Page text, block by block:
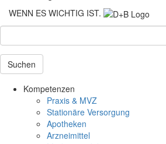
WENN ES WICHTIG IST.
Suchen
Kompetenzen
Praxis & MVZ
Stationäre Versorgung
Apotheken
Arzneimittel